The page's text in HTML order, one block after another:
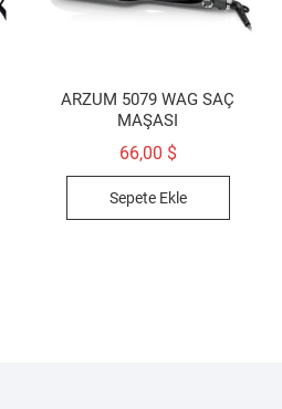
ARZUM 5079 WAG SAÇ
MAŞASI
66,00 $
Sepete Ekle